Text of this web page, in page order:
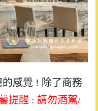
感覺 ! 除了商務
提醒 : 請勿酒駕/